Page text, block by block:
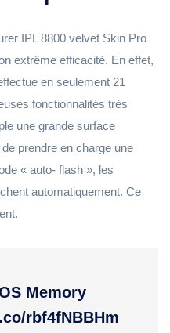
IPL 8800 velvet Skin Pro
extrême efficacité. En effet,
en seulement 21
fonctionnalités très
une grande surface
prendre en charge une
« auto- flash », les
automatiquement. Ce
Memory
rbf4fNBBHm